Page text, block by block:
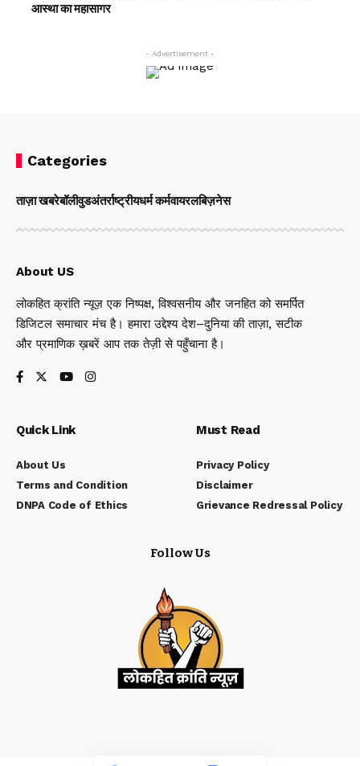
आस्था का महासागर
- Advertisement -
Categories
ताज़ा खबरेबॉलीवुडअंतर्राष्ट्रीयधर्म कर्मवायरलबिज़नेस
About US
लोकहित क्रांति न्यूज़ एक निष्पक्ष, विश्वसनीय और जनहित को समर्पित
डिजिटल समाचार मंच है। हमारा उद्देश्य देश–दुनिया की ताज़ा, सटीक
और प्रमाणिक ख़बरें आप तक तेज़ी से पहुँचाना है।
Quick Link
About Us
Terms and Condition
DNPA Code of Ethics
Must Read
Privacy Policy
Disclaimer
Grievance Redressal Policy
Follow Us